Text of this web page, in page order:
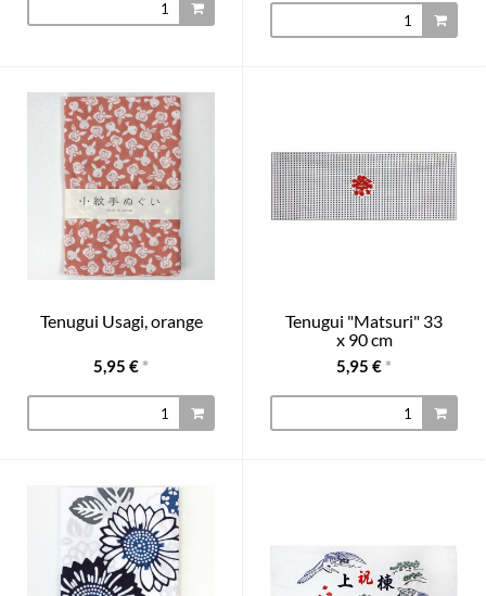
Tenugui Usagi, orange
5,95 € *
Tenugui "Matsuri" 33
x 90 cm
5,95 € *